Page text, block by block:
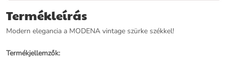
Termékleírás
Modern elegancia a MODENA vintage szürke székkel!
Termékjellemzők: